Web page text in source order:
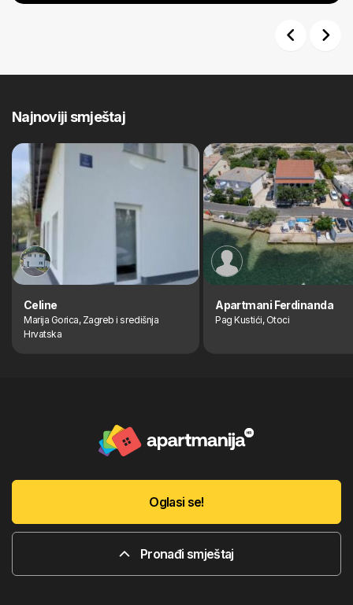
Najnoviji smještaj
Celine
Marija Gorica, Zagreb i središnja
Hrvatska
Apartmani Ferdinanda
Pag Kustići, Otoci
Oglasi se!
Pronađi smještaj